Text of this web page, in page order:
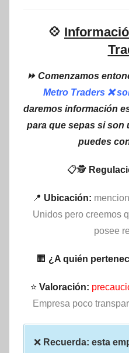
💠
⏩ Comenzamos
Metro Traders ❌
daremos información
para que sepas si son
puedes
📋🕵
📍 Ubicación:
Unidos pero creemos
posee
🏢 ¿A quién
⭐ Valoración:
Empresa poco
❌ Recuerda: esta